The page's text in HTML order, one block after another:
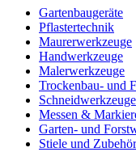
Gartenbaugeräte
Pflastertechnik
Maurerwerkzeuge
Handwerkzeuge
Malerwerkzeuge
Trockenbau- und
Schneidwerkzeuge
Messen &
Garten- und
Stiele und Zubehör